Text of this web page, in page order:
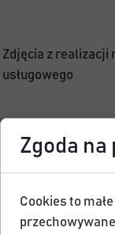
Zdjęcia z
usługowego
Zgoda
Cookies to